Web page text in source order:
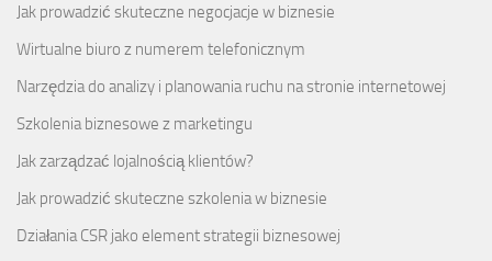
Jak prowadzić skuteczne negocjacje w biznesie
Wirtualne biuro z numerem telefonicznym
Narzędzia do analizy i planowania ruchu na stronie internetowej
Szkolenia biznesowe z marketingu
Jak zarządzać lojalnością klientów?
Jak prowadzić skuteczne szkolenia w biznesie
Działania CSR jako element strategii biznesowej